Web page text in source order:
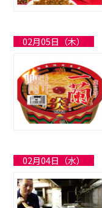
02月05日（木）
02月04日（水）